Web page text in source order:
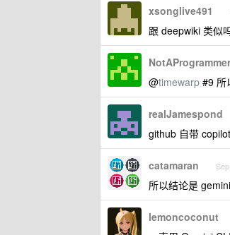
xsonglive491
跟 deepwiki 类似
NotAProgrammer
@timewarp #9 所
realJamespond
github 自带
catamaran
所以结论是
lemoncoconut